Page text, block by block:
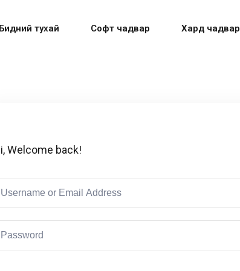
тухай Софт чадвар Хард чадвар
Welcome back!
Don’t have an account?Sign up